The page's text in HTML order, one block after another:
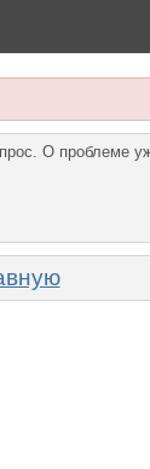
О проблеме